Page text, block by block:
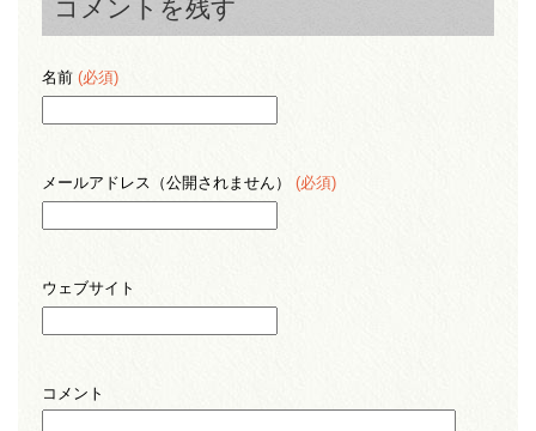
コメントを残す
名前 (必須)
メールアドレス（公開されません） (必須)
ウェブサイト
コメント